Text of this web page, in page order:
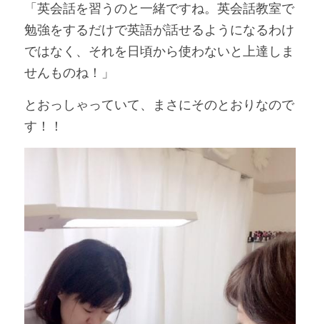
「英会話を習うのと一緒ですね。英会話教室で
勉強をするだけで英語が話せるようになるわけ
ではなく、それを日頃から使わないと上達しま
せんものね！」
とおっしゃっていて、まさにそのとおりなので
す！！